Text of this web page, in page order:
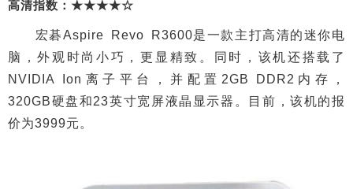
高清指数：★★★★☆
宏碁Aspire Revo R3600是一款主打高清的迷你电
脑，外观时尚小巧，更显精致。同时，该机还搭载了
NVIDIA Ion离子平台，并配置2GB DDR2内存，
320GB硬盘和23英寸宽屏液晶显示器。目前，该机的报
价为3999元。